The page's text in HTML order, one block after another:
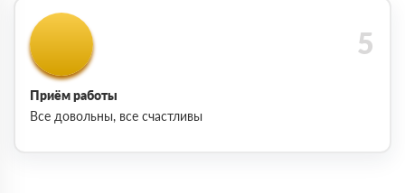
Приём работы
Все довольны, все счастливы